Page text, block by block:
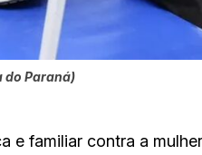
do Paraná)
e familiar contra a